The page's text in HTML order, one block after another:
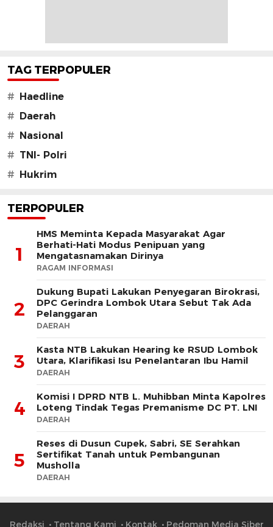
TAG TERPOPULER
#
Haedline
#
Daerah
#
Nasional
# TNI- Polri
#
Hukrim
TERPOPULER
1
HMS Meminta Kepada Masyarakat Agar
Berhati-Hati Modus Penipuan yang
Mengatasnamakan Dirinya
RAGAM INFORMASI
2
Dukung Bupati Lakukan Penyegaran Birokrasi,
DPC Gerindra Lombok Utara Sebut Tak Ada
Pelanggaran
DAERAH
3
Kasta NTB Lakukan Hearing ke RSUD Lombok
Utara, Klarifikasi Isu Penelantaran Ibu Hamil
DAERAH
4
Komisi I DPRD NTB L. Muhibban Minta Kapolres
Loteng Tindak Tegas Premanisme DC PT. LNI
DAERAH
5
Reses di Dusun Cupek, Sabri, SE Serahkan
Sertifikat Tanah untuk Pembangunan
Musholla
DAERAH